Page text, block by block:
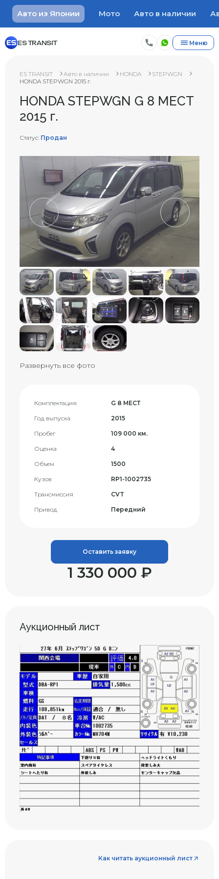
Авто из Японии Мото Авто в наличии
ES TRANSIT Меню
ES TRANSIT Авто в наличии HONDA
STEPWGN
HONDA STEPWGN 2015 г.
HONDA STEPWGN G 8 МЕСТ
2015 г.
Статус: Продан
Развернуть все фото
Комплектация G 8 МЕСТ
Год выпуска 2015
Пробег 109 000 км.
Оценка 4
Объем 1500
Кузов RP1-1002735
Трансмиссия CVT
Привод Передний
Оставить заявку
1 330 000 ₽
Аукционный лист
Как читать аукционный лист